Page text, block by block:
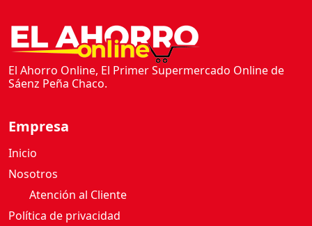
El Ahorro Online, El Primer Supermercado Online de
Sáenz Peña Chaco.
Empresa
Inicio
Nosotros
Atención al Cliente
Política de privacidad